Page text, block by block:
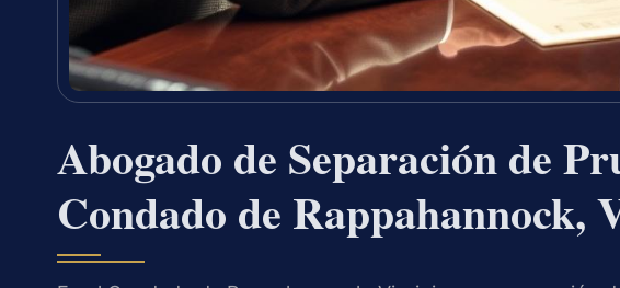
Abogado de Separación de
Condado de Rappahannock,